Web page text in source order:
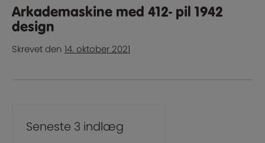
Arkademaskine med 412- pil 1942
design
Skrevet den 14. oktober 2021
Seneste 3 indlæg